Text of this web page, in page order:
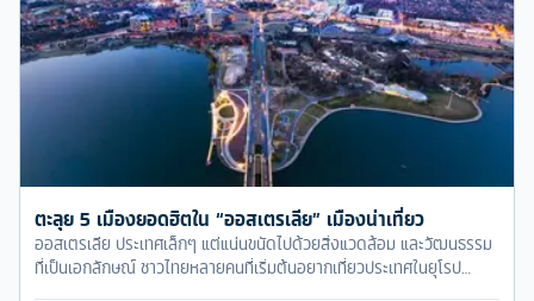
ตะลุย 5 เมืองยอดฮิตใน “ออสเตรเลีย” เมืองน่าเที่ยว
ออสเตรเลีย ประเทศเล็กๆ แต่แน่นขนัดไปด้วยสิ่งแวดล้อม และวัฒนธรรม
ที่เป็นเอกลักษณ์ ชาวไทยหลายคนที่เริ่มต้นอยากเที่ยวประเทศในยุโรป